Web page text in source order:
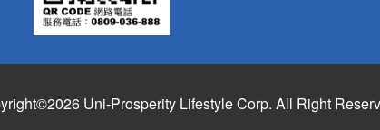
Uni-Prosperity Lifestyle Corp. All Right